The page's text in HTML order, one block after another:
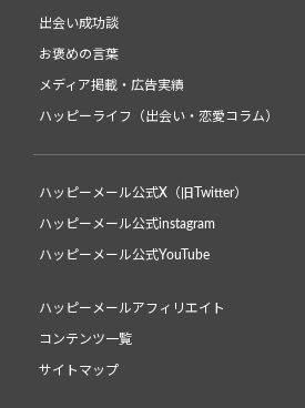
出会い成功談
お褒めの言葉
メディア掲載・広告実績
ハッピーライフ（出会い・恋愛コラム）
ハッピーメール公式X（旧Twitter）
ハッピーメール公式instagram
ハッピーメール公式YouTube
ハッピーメールアフィリエイト
コンテンツ一覧
サイトマップ